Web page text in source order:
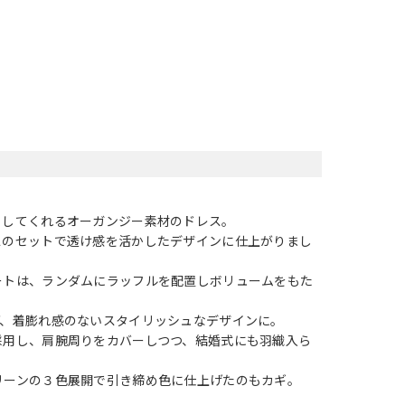
てくれるオーガンジー素材のドレス。
セットで透け感を活かしたデザインに仕上がりまし
は、ランダムにラッフルを配置しボリュームをもた
着膨れ感のないスタイリッシュなデザインに。
し、肩腕周りをカバーしつつ、結婚式にも羽織入ら
ンの３色展開で引き締め色に仕上げたのもカギ。